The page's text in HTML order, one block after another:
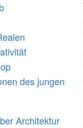
des jungen
Architektur